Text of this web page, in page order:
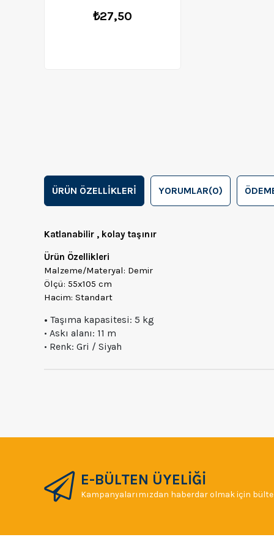
₺27,50
ÜRÜN ÖZELLIKLERI YORUMLAR(0)
Katlanabilir , kolay taşınır
Ürün Özellikleri
Malzeme/Materyal: Demir
Ölçü: 55x105 cm
Hacim: Standart
• Taşıma kapasitesi: 5 kg
• Askı alanı: 11 m
• Renk: Gri / Siyah
E-BÜLTEN ÜYELİĞİ
Kampanyalarımızdan haberdar olmak için